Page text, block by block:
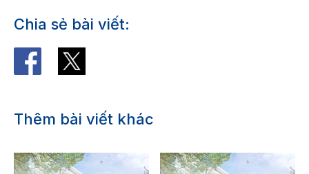
Chia sẻ bài viết:
Thêm bài viết khác